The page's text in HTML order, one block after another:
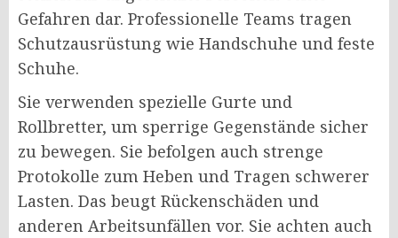
Gefahren dar. Professionelle Teams tragen
Schutzausrüstung wie Handschuhe und feste
Schuhe.
Sie verwenden spezielle Gurte und
Rollbretter, um sperrige Gegenstände sicher
zu bewegen. Sie befolgen auch strenge
Protokolle zum Heben und Tragen schwerer
Lasten. Das beugt Rückenschäden und
anderen Arbeitsunfällen vor. Sie achten auch